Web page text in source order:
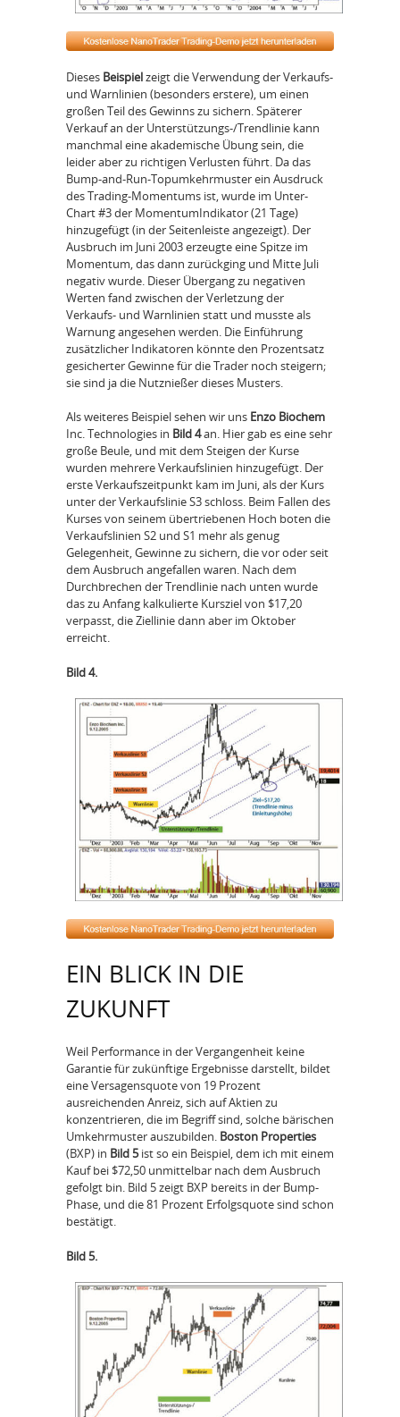
Dieses Beispielzeigt die Verwendung der Verkaufs-
und Warnlinien (besonders erstere), um einen
großen Teil des Gewinns zu sichern. Späterer
Verkauf an der Unterstützungs-/Trendlinie kann
manchmal eine akademische Übung sein, die
leider aber zu richtigen Verlusten führt. Da das
Bump-and-Run-Topumkehrmuster ein Ausdruck
des Trading-Momentums ist, wurde im Unter-
Chart #3 der MomentumIndikator (21 Tage)
hinzugefügt (in der Seitenleiste angezeigt). Der
Ausbruch im Juni 2003 erzeugte eine Spitze im
Momentum, das dann zurückging und Mitte Juli
negativ wurde. Dieser Übergang zu negativen
Werten fand zwischen der Verletzung der
Verkaufs- und Warnlinien statt und musste als
Warnung angesehen werden. Die Einführung
zusätzlicher Indikatoren könnte den Prozentsatz
gesicherter Gewinne für die Trader noch steigern;
sie sind ja die Nutznießer dieses Musters.
Als weiteres Beispiel sehen wir uns Enzo Biochem
Inc. Technologies in Bild 4an. Hier gab es eine sehr
große Beule, und mit dem Steigen der Kurse
wurden mehrere Verkaufslinien hinzugefügt. Der
erste Verkaufszeitpunkt kam im Juni, als der Kurs
unter der Verkaufslinie S3 schloss. Beim Fallen des
Kurses von seinem übertriebenen Hoch boten die
Verkaufslinien S2 und S1 mehr als genug
Gelegenheit, Gewinne zu sichern, die vor oder seit
dem Ausbruch angefallen waren. Nach dem
Durchbrechen der Trendlinie nach unten wurde
das zu Anfang kalkulierte Kursziel von $17,20
verpasst, die Ziellinie dann aber im Oktober
erreicht.
Bild 4.
EIN BLICK IN DIE
ZUKUNFT
Weil Performance in der Vergangenheit keine
Garantie für zukünftige Ergebnisse darstellt, bildet
eine Versagensquote von 19 Prozent
ausreichenden Anreiz, sich auf Aktien zu
konzentrieren, die im Begriff sind, solche bärischen
Umkehrmuster auszubilden. Boston Properties
(BXP) in Bild 5ist so ein Beispiel, dem ich mit einem
Kauf bei $72,50 unmittelbar nach dem Ausbruch
gefolgt bin. Bild 5 zeigt BXP bereits in der Bump-
Phase, und die 81 Prozent Erfolgsquote sind schon
bestätigt.
Bild 5.